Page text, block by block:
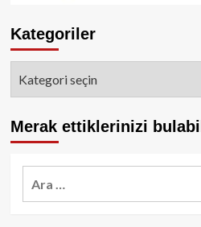
Kategoriler
Merak ettiklerinizi